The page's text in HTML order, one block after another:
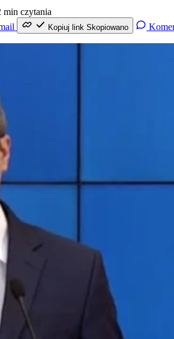
min czytania
Kopiuj link Skopiowano